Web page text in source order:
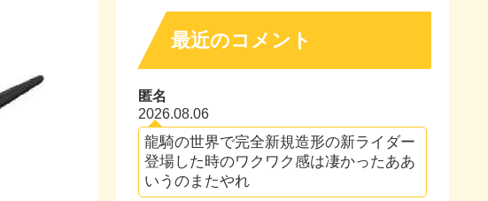
最近のコメント
匿名
2026.08.06
龍騎の世界で完全新規造形の新ライダー
登場した時のワクワク感は凄かったああ
いうのまたやれ